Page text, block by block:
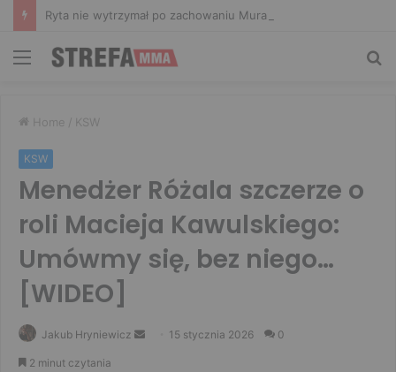
Menu
Home / KSW
KSW
Menedżer Różala szczerze o
roli Macieja Kawulskiego:
Umówmy się, bez niego…
[WIDEO]
Jakub Hryniewicz
Send 15 stycznia 2026 0
2 minut czytania